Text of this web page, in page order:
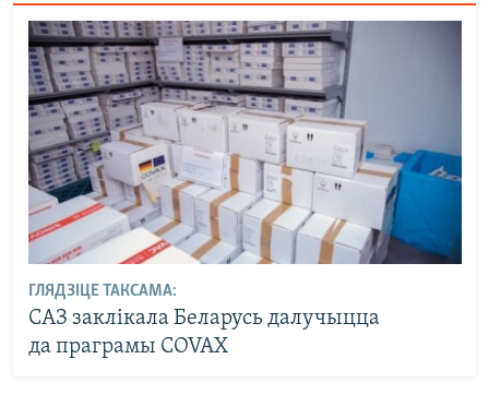
ГЛЯДЗІЦЕ ТАКСАМА:
САЗ заклікала Беларусь далучыцца
да праграмы COVAX